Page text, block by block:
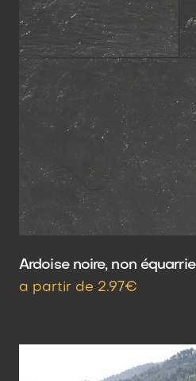
Ardoise noire, non équarrie
a partir de 2.97€